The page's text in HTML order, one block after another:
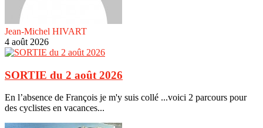
Jean-Michel HIVART
4 août 2026
SORTIE du 2 août 2026
En l’absence de François je m'y suis collé ...voici 2 parcours pour
des cyclistes en vacances...